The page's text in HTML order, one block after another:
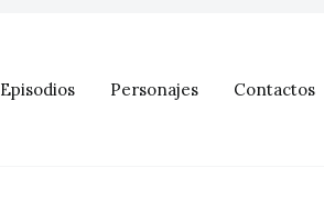
Episodios Personajes Contactos